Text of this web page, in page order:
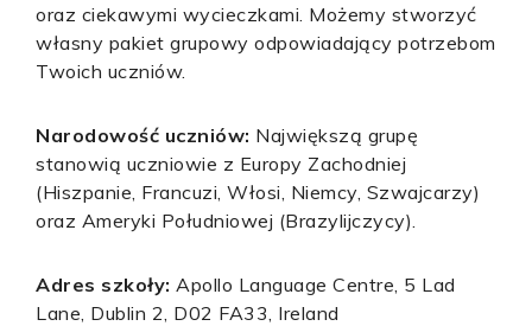
oraz ciekawymi wycieczkami. Możemy stworzyć
własny pakiet grupowy odpowiadający potrzebom
Twoich uczniów.
Narodowość uczniów: Największą grupę
stanowią uczniowie z Europy Zachodniej
(Hiszpanie, Francuzi, Włosi, Niemcy, Szwajcarzy)
oraz Ameryki Południowej (Brazylijczycy).
Adres szkoły: Apollo Language Centre, 5 Lad
Lane, Dublin 2, D02 FA33, Ireland